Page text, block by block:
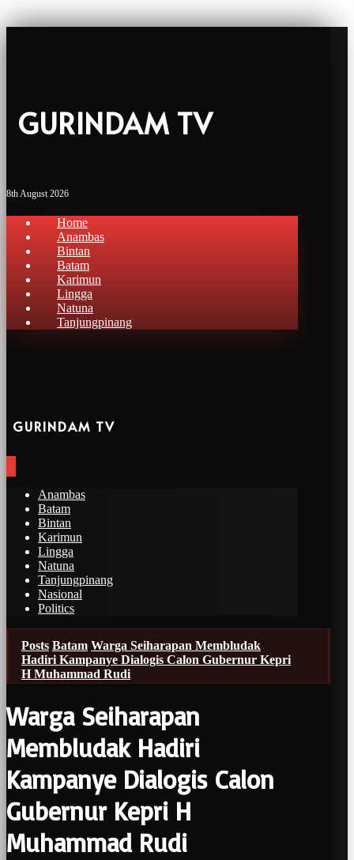
GURINDAM TV
8th August 2026
Home
Anambas
Bintan
Batam
Karimun
Lingga
Natuna
Tanjungpinang
GURINDAM TV
Anambas
Batam
Bintan
Karimun
Lingga
Natuna
Tanjungpinang
Nasional
Politics
Posts Batam Warga Seiharapan Membludak
Hadiri Kampanye Dialogis Calon Gubernur Kepri
H Muhammad Rudi
Warga Seiharapan
Membludak Hadiri
Kampanye Dialogis Calon
Gubernur Kepri H
Muhammad Rudi